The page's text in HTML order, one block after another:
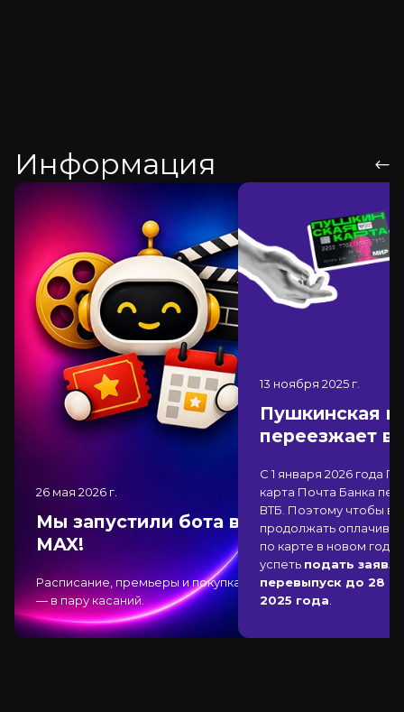
Информация
26 мая 2026 г.
Мы запустили бота в
MAX!
Расписание, премьеры и покупка
— в пару касаний.
13 ноября 2025 г.
Пушкинская
переезжает в
С 1 января 2026 года
карта Почта Банка
ВТБ . Поэтому чтобы
продолжать
по карте в новом
успеть подать
перевыпуск до 28
2025 года